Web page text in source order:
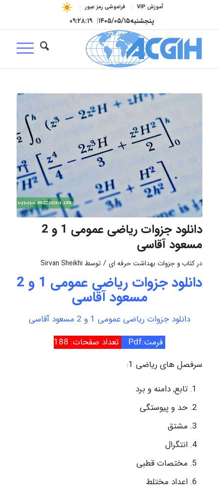
آموزش VIP فراموشی رمز عبور
پنجشنبه۱۴۰۵/۰۵/۱۵| ۰۹:۲۸:۱۹
دانلود جزوات ریاضی عمومی 1 و 2
مسعود آقاسی
در کتاب و جزوات بهداشت حرفه ای / توسط Sirvan Sheikhi
دانلود جزوات ریاضی عمومی 1 و 2
مسعود آقاسی
دانلود جزوات ریاضی عمومی 1 و 2 مسعود آقاسی
فرمت:Pdf
تعداد صفحات: 188
سرفصل های ریاضی 1:
تابع, دامنه و برد
حد و پیوستگی
مشتق
انتگرال
مختصات قطبی
اعداد مختلط